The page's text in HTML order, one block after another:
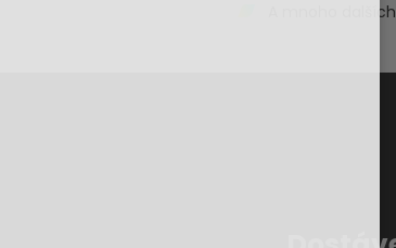
A mnoho